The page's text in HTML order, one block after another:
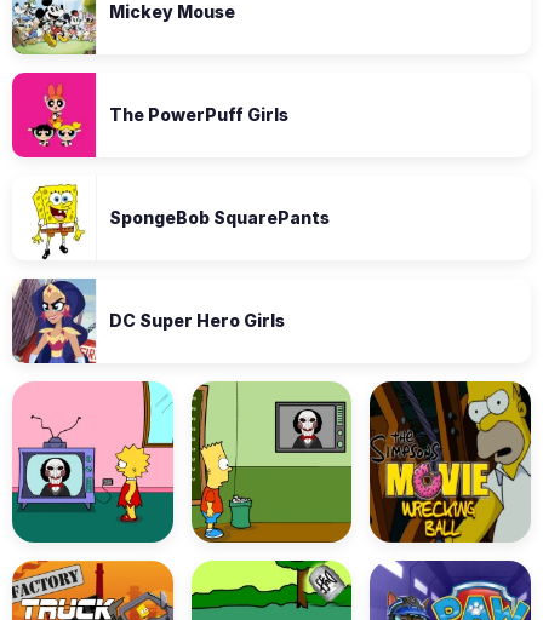
Mickey Mouse
The PowerPuff Girls
SpongeBob SquarePants
DC Super Hero Girls